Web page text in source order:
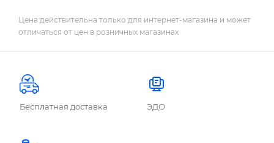
Цена действительна только для интернет-магазина и может
отличаться от цен в розничных магазинах
Бесплатная доставка ЭДО